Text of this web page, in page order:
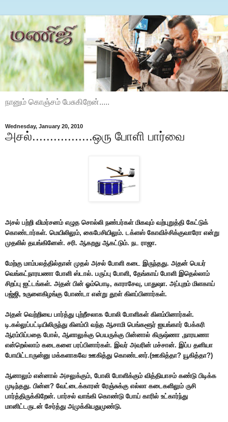
நானும் கொஞ்சம் பேசுகிறேன்.....
Wednesday, January 20, 2010
அசல்.................ஒரு போளி பார்வை
அசல் பற்றி விமர்சனம் எழுத சொல்லி நண்பர்கள் மிகவும் வற்புறுத்தி கேட்டுக்
கொண்டார்கள். மெயிலிலும், கைபேசியிலும். டக்ளஸ் கோவிச்சிக்குவாரோ என்று
முதலில் தயங்கினேன். சரி. ஆகறது ஆகட்டும். நட ராஜா.
மேற்கு மாம்பலத்தில்தான் முதல் அசல் போளி கடை இருந்தது. அதன் பெயர்
வெங்கட்நாரயணா போளி ஸ்டால். பருப்பு போளி, தேங்காய் போளி இதெல்லாம்
சிறப்பு ஐட்டங்கள். அதன் பின் ஓம்பொடி, காராசேவு, பாதுஷா. அப்புறம் மிளகாய்
பஜ்ஜி, உருளைகிழங்கு போண்டா என்று தூள் கிளப்பினார்கள்.
அதன் வெற்றியை பார்த்து புற்றீசலாக போலி போளிகள் கிளம்பினார்கள்.
டி.கல்லுப்பட்டியிலிருந்து கிளம்பி வந்த ஆசாமி பெங்களூர் ஐயங்கார் பேக்கரி
ஆரம்பிப்பதை போல், ஆளாலுக்கு பெயருக்கு பின்னால் கிருஷ்ணா ,நாரயணா
என்றெல்லாம் கடைகளை பரப்பினார்கள். இவர் அவரின் மச்சான். இப்ப தனியா
போயிட்டாருன்னு மக்களாகவே ஊகித்து கொண்டனர்.(ஊகித்தா? யூகித்தா?)
ஆனாலும் என்னால் அசலுக்கும், போலி போளிக்கும் வித்தியாசம் கண்டு பிடிக்க
முடிந்தது. பின்ன? வேட்டைக்காரன் ரேஞ்சுக்கு எல்லா கடைகளிலும் ருசி
பார்த்திருக்கிறேன். பார்சல் வாங்கி கொண்டு போய் காரில் உட்கார்ந்து
மானிட்டருடன் சேர்த்து அமுக்கியதுமுண்டு.